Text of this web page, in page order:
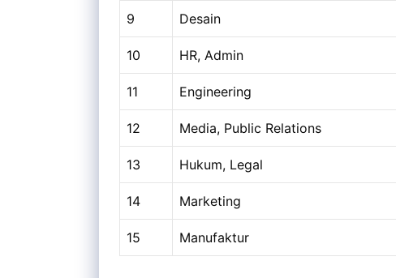
9 Desain
10 HR, Admin
11 Engineering
12 Media, Public Relations
13 Hukum, Legal
14 Marketing
15 Manufaktur